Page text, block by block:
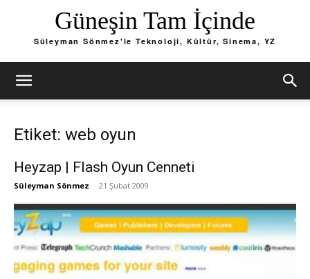
Güneşin Tam İçinde
Süleyman Sönmez'le Teknoloji, Kültür, Sinema, YZ
Etiket: web oyun
Heyzap | Flash Oyun Cenneti
Süleyman Sönmez - 21 Şubat 2009